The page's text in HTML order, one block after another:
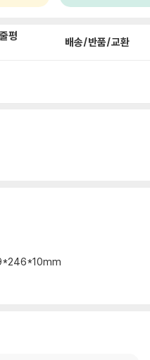
평 배송/반품/교환